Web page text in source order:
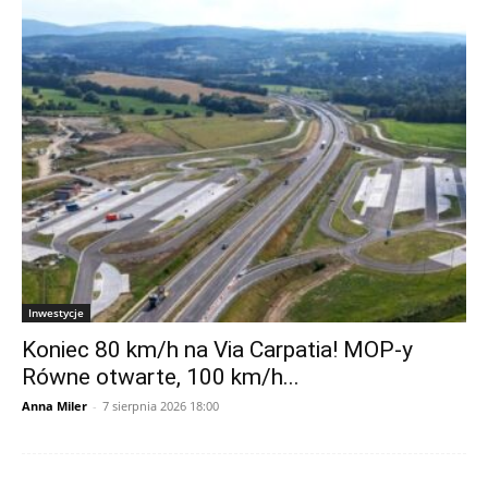
Inwestycje
Koniec 80 km/h na Via Carpatia! MOP-y
Równe otwarte, 100 km/h...
Anna Miler - 7 sierpnia 2026 18:00